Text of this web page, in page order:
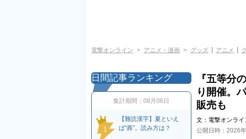
電撃オンライン アニメ・漫画 グッズ アニメ
『五等分
り開催。
販売も
文： 電撃オンライ
公開日時： 2026
日間記事ランキング
集計期間： 08月06日
1
【難読漢字】夏といえ
ば“蕣”。読み方は？